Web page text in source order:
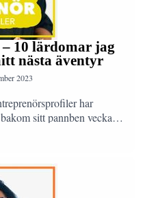
10 lärdomar jag
nästa äventyr
2023
har
sitt pannben vecka
tips och insikter. Men
efter de här 166
Jag delar med
och anledningen till